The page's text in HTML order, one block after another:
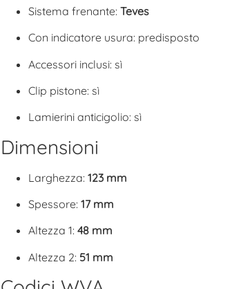
Sistema frenante: Teves
Con indicatore usura: predisposto
Accessori inclusi: sì
Clip pistone: sì
Lamierini anticigolio: sì
Dimensioni
Larghezza: 123 mm
Spessore: 17 mm
Altezza 1: 48 mm
Altezza 2: 51 mm